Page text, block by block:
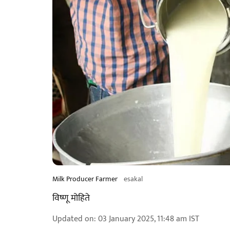
Milk Producer Farmer esakal
विष्णू मोहिते
Updated on:03 January 2025, 11:48 am IST